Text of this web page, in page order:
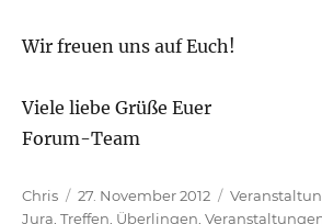
Wir freuen uns auf Euch!
Viele liebe Grüße Euer
Forum-Team
Autor
Chris
Veröffentlicht
am
27. November 2012 Kategorien
Jura ,Treffen Überlingen ,